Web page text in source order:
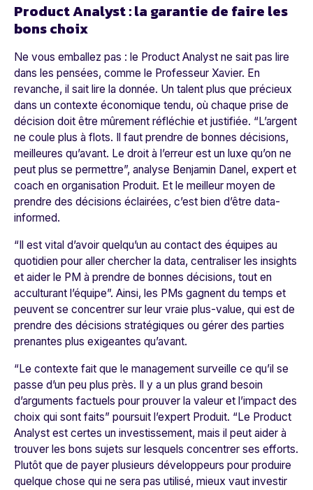
Product Analyst : la garantie de faire les
bons choix
Ne vous emballez pas : le Product Analyst ne sait pas lire
dans les pensées, comme le Professeur Xavier. En
revanche, il sait lire la donnée. Un talent plus que précieux
dans un contexte économique tendu, où chaque prise de
décision doit être mûrement réfléchie et justifiée. “L’argent
ne coule plus à flots. Il faut prendre de bonnes décisions,
meilleures qu’avant. Le droit à l’erreur est un luxe qu’on ne
peut plus se permettre”, analyse Benjamin Danel, expert et
coach en organisation Produit. Et le meilleur moyen de
prendre des décisions éclairées, c’est bien d’être data-
informed.
“ Il est vital d’avoir quelqu’un au contact des équipes au
quotidien pour aller chercher la data, centraliser les insights
et aider le PM à prendre de bonnes décisions, tout en
acculturant l’équipe”. Ainsi, les PMs gagnent du temps et
peuvent se concentrer sur leur vraie plus-value, qui est de
prendre des décisions stratégiques ou gérer des parties
prenantes plus exigeantes qu’avant.
“Le contexte fait que le management surveille ce qu’il se
passe d’un peu plus près. Il y a un plus grand besoin
d’arguments factuels pour prouver la valeur et l’impact des
choix qui sont faits” poursuit l’expert Produit. “Le Product
Analyst est certes un investissement, mais il peut aider à
trouver les bons sujets sur lesquels concentrer ses efforts.
Plutôt que de payer plusieurs développeurs pour produire
quelque chose qui ne sera pas utilisé, mieux vaut investir